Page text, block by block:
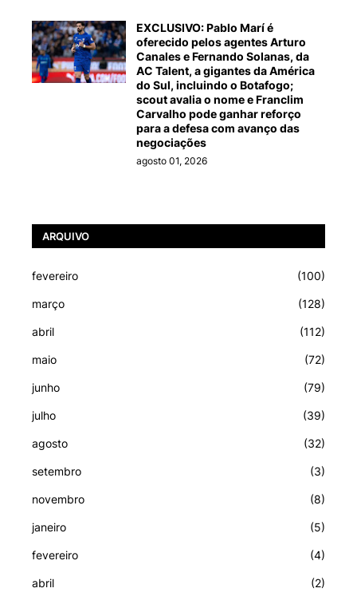
EXCLUSIVO: Pablo Marí é
oferecido pelos agentes Arturo
Canales e Fernando Solanas, da
AC Talent, a gigantes da América
do Sul, incluindo o Botafogo;
scout avalia o nome e Franclim
Carvalho pode ganhar reforço
para a defesa com avanço das
negociações
agosto 01, 2026
ARQUIVO
fevereiro (100)
março (128)
abril (112)
maio (72)
junho (79)
julho (39)
agosto (32)
setembro (3)
novembro (8)
janeiro (5)
fevereiro (4)
abril (2)